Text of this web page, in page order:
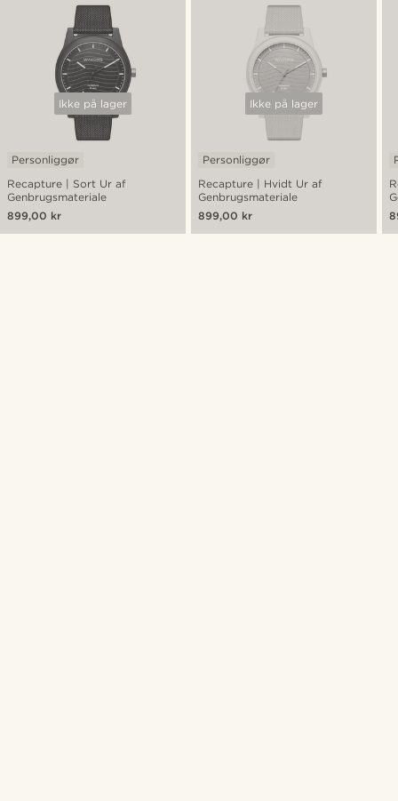
Ikke på lager
Recapture | Sort Ur af
Genbrugsmateriale
Personliggør
899,00 kr
Ikke på lager
Recapture | Hvidt Ur af
Genbrugsmateriale
Personliggør
899,00 kr